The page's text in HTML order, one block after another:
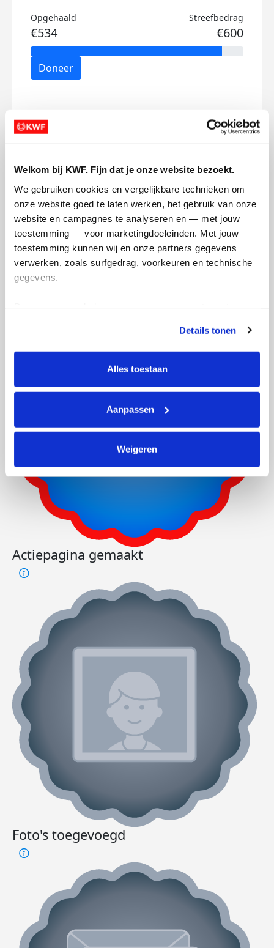
Welkom bij KWF. Fijn dat je onze website bezoekt.
We gebruiken cookies en vergelijkbare technieken om
onze website goed te laten werken, het gebruik van onze
website en campagnes te analyseren en — met jouw
toestemming — voor marketingdoeleinden. Met jouw
toestemming kunnen wij en onze partners gegevens
verwerken, zoals surfgedrag, voorkeuren en technische
gegevens.
tonen. Je kunt je toestemming op elk moment wijzigen of
intrekken via Cookie instellingen onderaan de pagina. De
lijst met cookies is te vinden in het tabblad “details”.
Details tonen
Alles toestaan
Aanpassen
Weigeren
Opgehaald
€534
Streefbedrag
€600
Doneer
Mijn activiteiten volgen
232
kms
Sam's badges
Actiepagina gemaakt
Foto's toegevoegd